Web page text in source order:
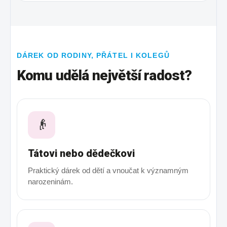
DÁREK OD RODINY, PŘÁTEL I KOLEGŮ
Komu udělá největší radost?
👴
Tátovi nebo dědečkovi
Praktický dárek od dětí a vnoučat k významným
narozeninám.